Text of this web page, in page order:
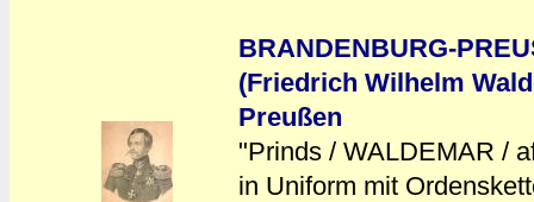
BRANDENBURG-
(Friedrich Wilhelm
Preußen
"Prinds / WALDEMAR /
in Uniform mit